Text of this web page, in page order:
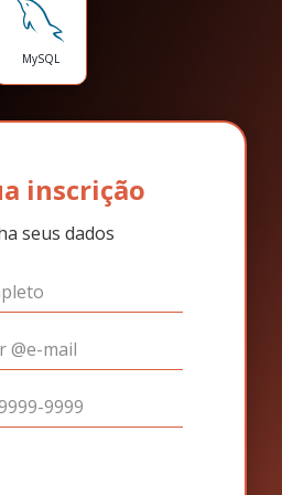
MySQL
inscrição
seus dados